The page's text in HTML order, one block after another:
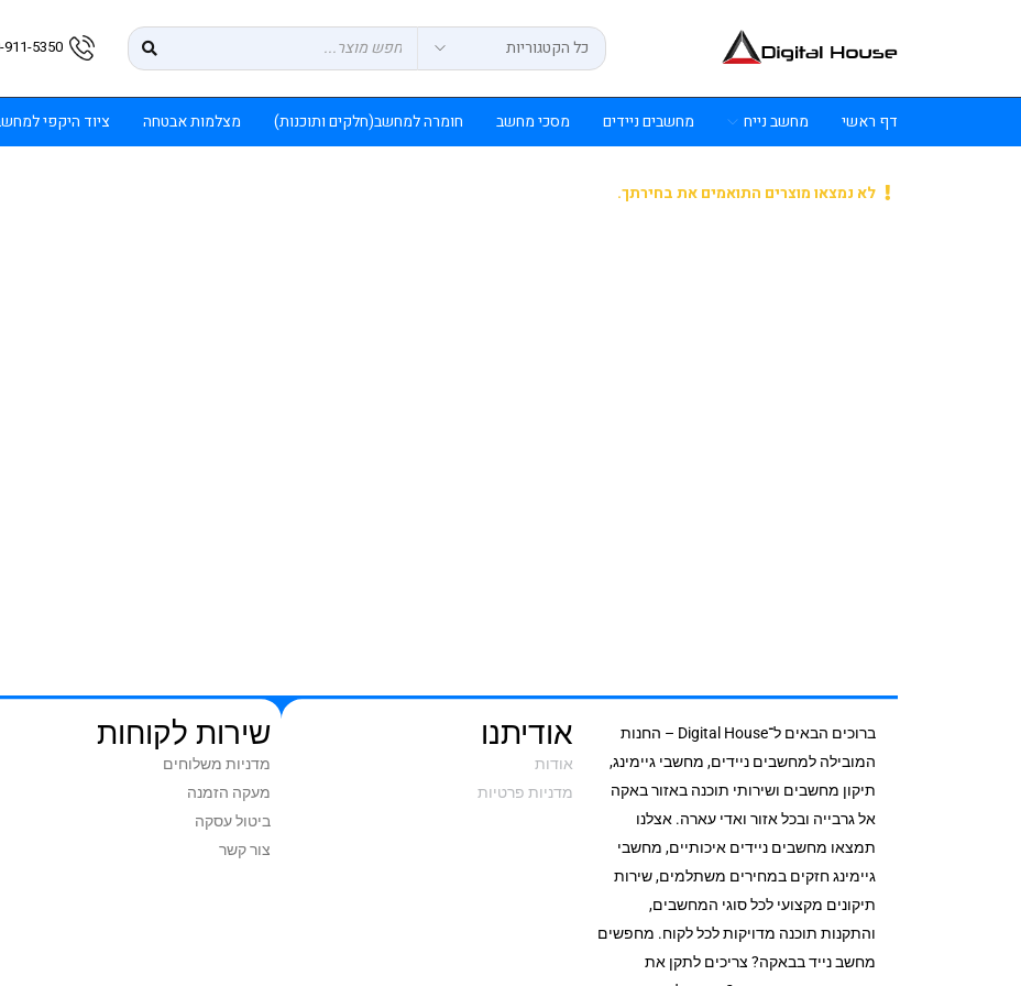
911-5350
דף ראשי מחשב נייח מחשבים ניידים מסכי מחשב חומרה למחשב(חלקים ותוכנות) מצלמות אבטחה ציוד היקפי
לא נמצאו מוצרים התואמים את בחירתך.
ברוכים הבאים ל־Digital House – החנות
המובילה למחשבים ניידים, מחשבי גיימינג,
תיקון מחשבים ושירותי תוכנה באזור באקה
אל גרבייה ובכל אזור ואדי עארה. אצלנו
תמצאו מחשבים ניידים איכותיים, מחשבי
גיימינג חזקים במחירים משתלמים, שירות
תיקונים מקצועי לכל סוגי המחשבים,
והתקנות תוכנה מדויקות לכל לקוח. מחפשים
מחשב נייד בבאקה? צריכים לתקן את
אודיתנו
אודות
מדניות פרטיות
שירות לקוחות
מדניות משלוחים
מעקה הזמנה
ביטול עסקה
צור קשר